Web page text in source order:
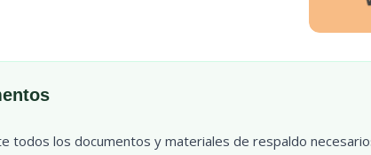
todos los documentos y materiales de respaldo